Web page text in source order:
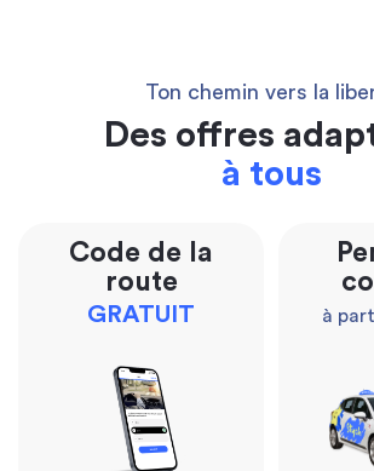
Ton chemin vers la
Des offres
à tous
Code de la
route
GRATUIT à